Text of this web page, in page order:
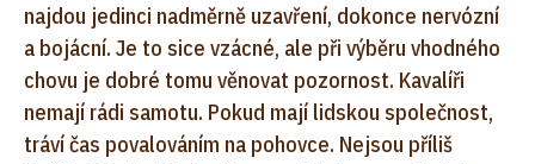
najdou jedinci nadměrně uzavření, dokonce nervózní
a bojácní. Je to sice vzácné, ale při výběru vhodného
chovu je dobré tomu věnovat pozornost. Kavalíři
nemají rádi samotu. Pokud mají lidskou společnost,
tráví čas povalováním na pohovce. Nejsou příliš